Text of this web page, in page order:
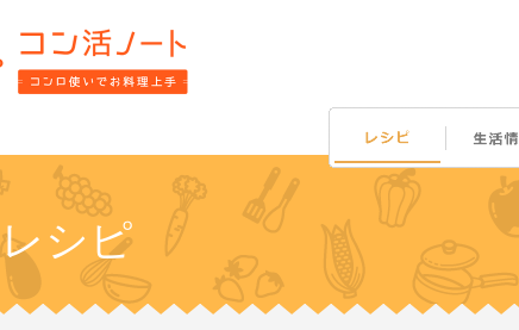
レシピ